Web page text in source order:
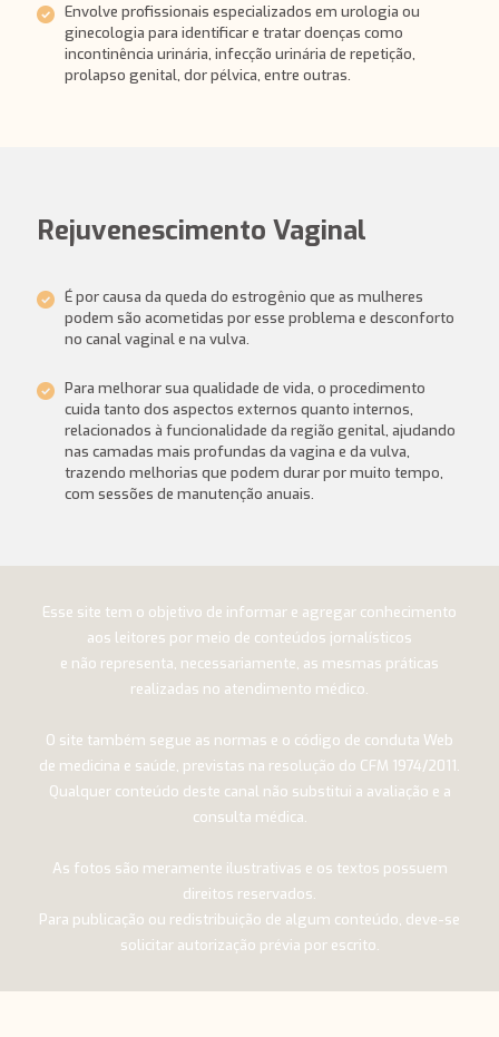
Envolve profissionais especializados em urologia ou
ginecologia para identificar e tratar doenças como
incontinência urinária, infecção urinária de repetição,
prolapso genital, dor pélvica, entre outras.
Rejuvenescimento Vaginal
É por causa da queda do estrogênio que as mulheres
podem são acometidas por esse problema e desconforto
no canal vaginal e na vulva.
Para melhorar sua qualidade de vida, o procedimento
cuida tanto dos aspectos externos quanto internos,
relacionados à funcionalidade da região genital, ajudando
nas camadas mais profundas da vagina e da vulva,
trazendo melhorias que podem durar por muito tempo,
com sessões de manutenção anuais.
Esse site tem o objetivo de informar e agregar conhecimento
aos leitores por meio de conteúdos jornalísticos
e não representa, necessariamente, as mesmas práticas
realizadas no atendimento médico.
O site também segue as normas e o código de conduta Web
de medicina e saúde, previstas na resolução do CFM 1974/2011.
Qualquer conteúdo deste canal não substitui a avaliação e a
consulta médica.
As fotos são meramente ilustrativas e os textos possuem
direitos reservados.
Para publicação ou redistribuição de algum conteúdo, deve-se
solicitar autorização prévia por escrito.